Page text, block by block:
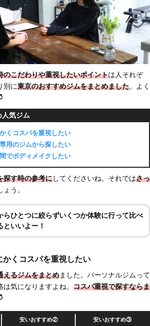
のこだわりや重視したいポイントは人それぞ
別に東京のおすすめジムをまとめました。よく
気ジム
くコスパを重視したい
用のジムから探したい
でボディメイクしたい
探す時の参考にしてくださいね。それではさっ
う。
らひとつに絞らずいくつか体験に行って比べ
といいよー！
かくコスパを重視したい
えるジムをまとめました。パーソナルジムって
気になりますよね。 コスパ重視で探すならま
安いおすすめ② 安いおすすめ③